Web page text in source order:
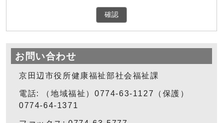
確認
お問い合わせ
京田辺市役所健康福祉部社会福祉課
電話: （地域福祉）0774-63-1127（保護）
0774-64-1371